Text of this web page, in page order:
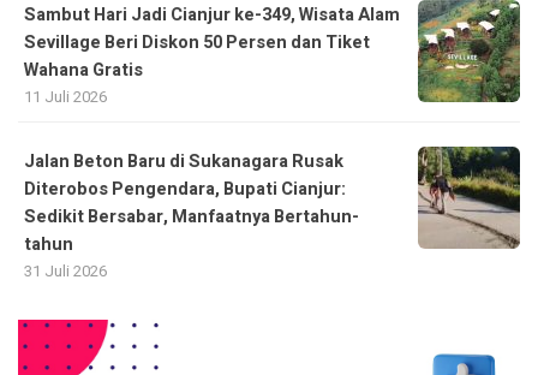
Sambut Hari Jadi Cianjur ke-349, Wisata Alam
Sevillage Beri Diskon 50 Persen dan Tiket
Wahana Gratis
11 Juli 2026
Jalan Beton Baru di Sukanagara Rusak
Diterobos Pengendara, Bupati Cianjur:
Sedikit Bersabar, Manfaatnya Bertahun-
tahun
31 Juli 2026